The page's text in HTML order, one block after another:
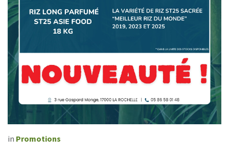
in Promotions